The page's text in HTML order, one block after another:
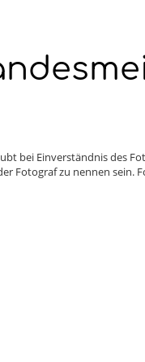
bei Einverständnis des
Fotograf zu nennen sein.